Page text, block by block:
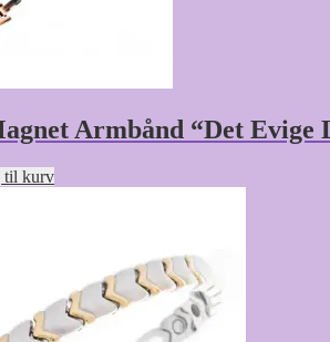
Armbånd “Det Evige
til kurv